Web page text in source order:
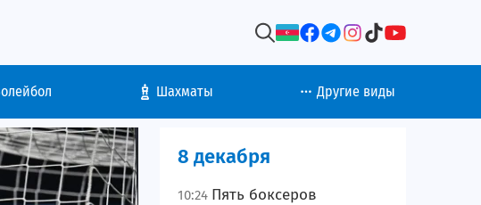
Шахматы Другие виды
8 декабря
10:24 Пять боксеров